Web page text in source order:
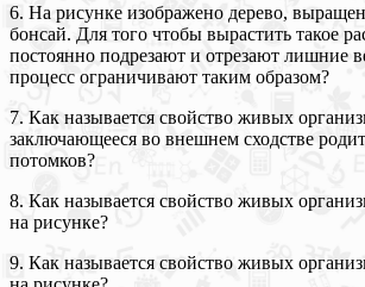
6. На рисунке изображено дерево,
бонсай. Для того чтобы вырастить такое
постоянно подрезают и отрезают лишние
процесс ограничивают таким образом?
7. Как называется свойство живых
заключающееся во внешнем сходстве
потомков?
8. Как называется свойство живых
на рисунке?
9. Как называется свойство живых